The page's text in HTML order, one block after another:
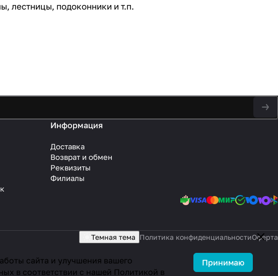
лестницы, подоконники и т.п.
Информация
Доставка
Возврат и обмен
Реквизиты
Филиалы
Темная тема Политика конфиденциальностиОферта
сайта и улучшения вашего
в соответствии с нашей Политикой в
Принимаю